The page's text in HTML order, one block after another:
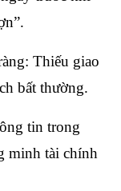
Thiếu giao
bất thường.
tin trong
minh tài chính